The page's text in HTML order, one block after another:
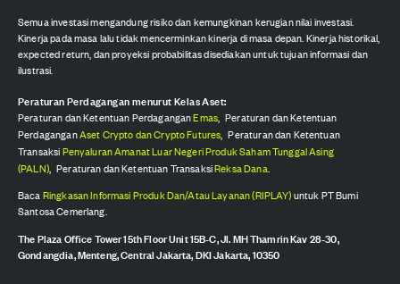
Semua investasi mengandung risiko dan kemungkinan kerugian nilai investasi.
Kinerja pada masa lalu tidak mencerminkan kinerja di masa depan. Kinerja historikal,
expected return, dan proyeksi probabilitas disediakan untuk tujuan informasi dan
ilustrasi.
Peraturan Perdagangan menurut Kelas Aset:
Peraturan dan Ketentuan PerdaganganEmas, Peraturan dan Ketentuan
PerdaganganAset Crypto dan Crypto Futures, Peraturan dan Ketentuan
TransaksiPenyaluran Amanat Luar Negeri Produk Saham Tunggal Asing
(PALN), Peraturan dan Ketentuan TransaksiReksa Dana.
BacaRingkasan Informasi Produk Dan/Atau Layanan (RIPLAY)untuk PT Bumi
Santosa Cemerlang.
The Plaza Office Tower 15th Floor Unit 15B-C, Jl. MH Thamrin Kav 28-30,
Gondangdia, Menteng, Central Jakarta, DKI Jakarta, 10350